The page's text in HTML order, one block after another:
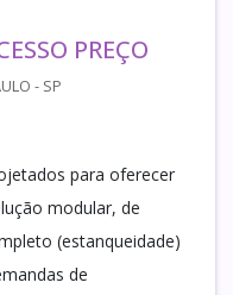
PREÇO
- SP
para oferecer
modular, de
(estanqueidade)
de